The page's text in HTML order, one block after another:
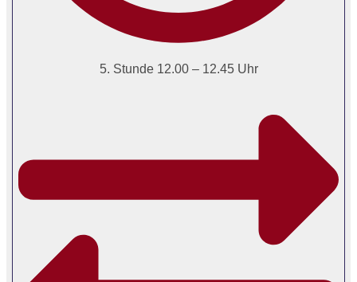
5. Stunde 12.00 – 12.45 Uhr